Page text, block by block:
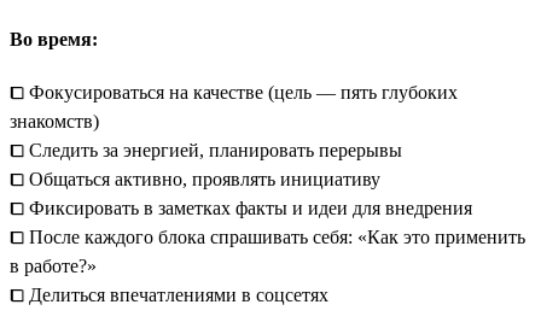
Во время:
⧠ Фокусироваться на качестве (цель — пять глубоких
знакомств)
⧠ Следить за энергией, планировать перерывы
⧠ Общаться активно, проявлять инициативу
⧠ Фиксировать в заметках факты и идеи для внедрения
⧠ После каждого блока спрашивать себя: «Как это применить
в работе?»
⧠ Делиться впечатлениями в соцсетях